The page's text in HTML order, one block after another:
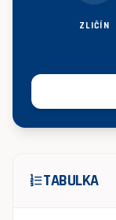
ZLIČÍN
format_list_numberedTABULKA